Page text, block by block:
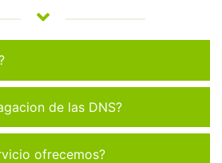
de las DNS?
ofrecemos?